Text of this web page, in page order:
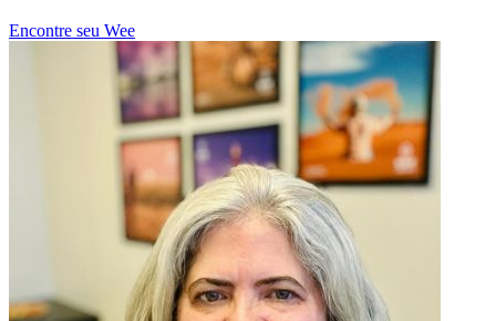
Encontre seu Wee